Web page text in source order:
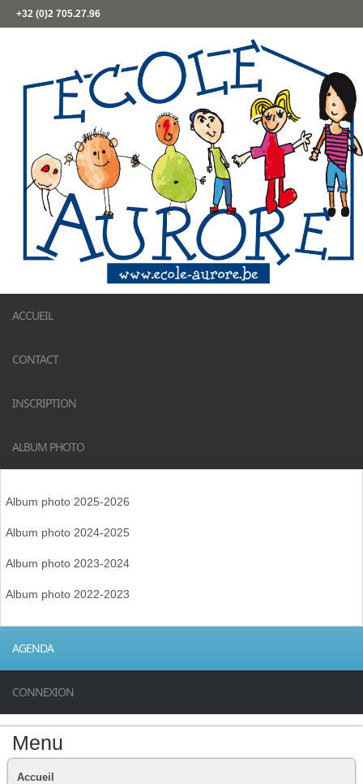
+32 (0)2 705.27.96
ACCUEIL
CONTACT
INSCRIPTION
ALBUM PHOTO
Album photo 2025-2026
Album photo 2024-2025
Album photo 2023-2024
Album photo 2022-2023
AGENDA
CONNEXION
Menu
Accueil